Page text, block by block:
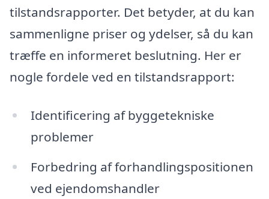
tilstandsrapporter. Det betyder, at du kan
sammenligne priser og ydelser, så du kan
træffe en informeret beslutning. Her er
nogle fordele ved en tilstandsrapport:
Identificering af byggetekniske
problemer
Forbedring af forhandlingspositionen
ved ejendomshandler